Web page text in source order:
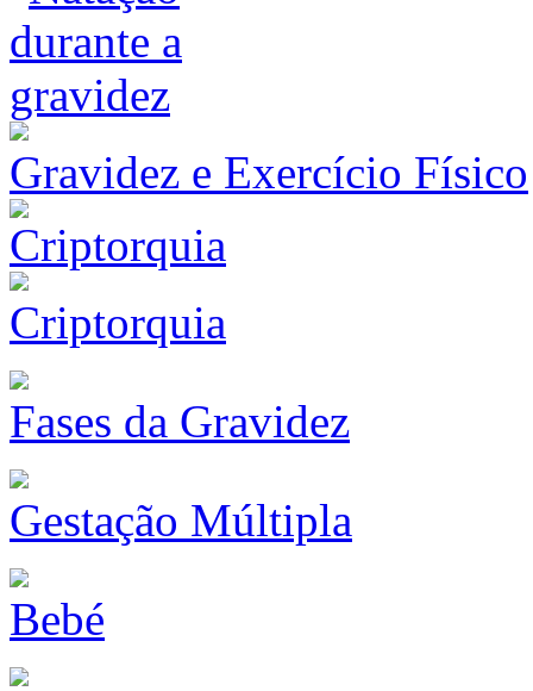
Gravidez e Exercício Físico
Criptorquia
Fases da Gravidez
Gestação Múltipla
Bebé